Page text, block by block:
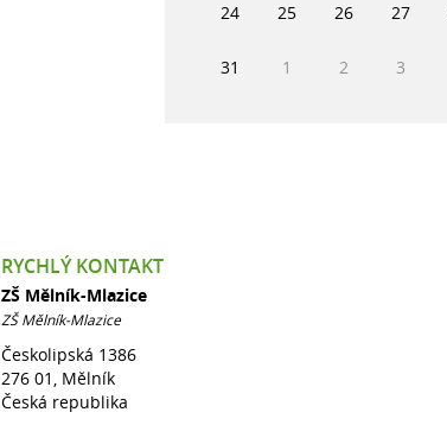
24 25 26 27
31 1 2 3
RYCHLÝ KONTAKT
ZŠ Mělník-Mlazice
ZŠ Mělník-Mlazice
Českolipská 1386
276 01, Mělník
Česká republika